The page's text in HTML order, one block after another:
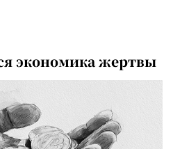
экономика жертвы